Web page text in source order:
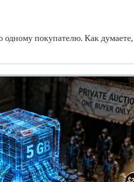
покупателю. Как думаете,